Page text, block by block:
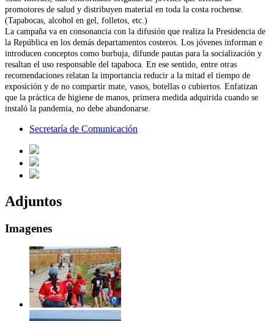
promotores de salud y distribuyen material en toda la costa rochense.
(Tapabocas, alcohol en gel, folletos, etc.)
La campaña va en consonancia con la difusión que realiza la Presidencia de
la República en los demás departamentos costeros. Los jóvenes informan e
introducen conceptos como burbuja, difunde pautas para la socialización y
resaltan el uso responsable del tapaboca. En ese sentido, entre otras
recomendaciones relatan la importancia reducir a la mitad el tiempo de
exposición y de no compartir mate, vasos, botellas o cubiertos. Enfatizan
que la práctica de higiene de manos, primera medida adquirida cuando se
instaló la pandemia, no debe abandonarse.
Secretaría de Comunicación
Adjuntos
Imagenes